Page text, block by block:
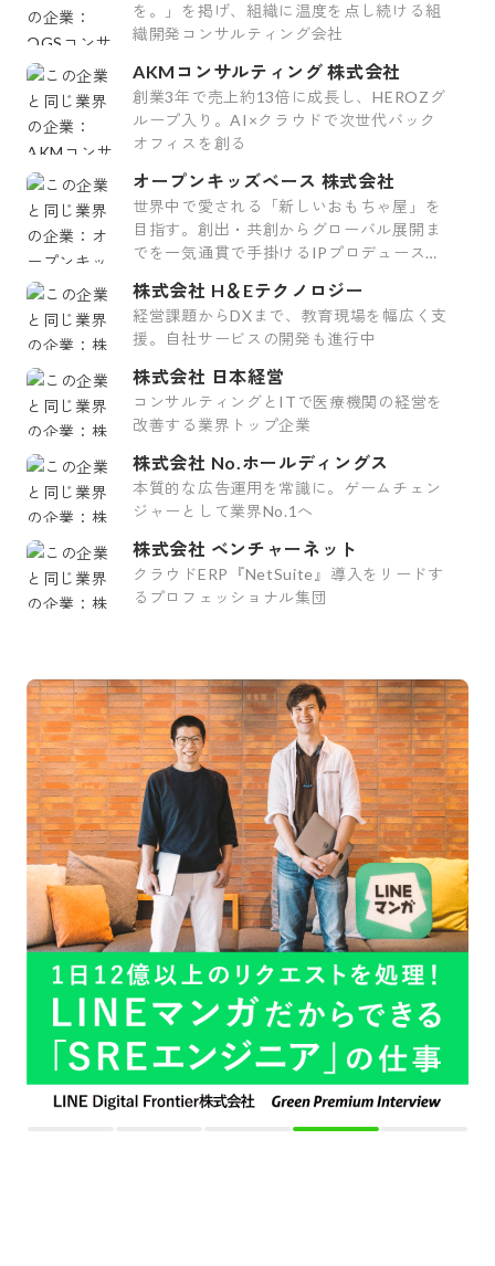
を。」を掲げ、組織に温度を点し続ける組
織開発コンサルティング会社
AKMコンサルティング 株式会社
創業3年で売上約13倍に成長し、HEROZグ
ループ入り。AI×クラウドで次世代バック
オフィスを創る
オープンキッズベース 株式会社
世界中で愛される「新しいおもちゃ屋」を
目指す。創出・共創からグローバル展開ま
でを一気通貫で手掛けるIPプロデュース企
株式会社 H＆Eテクノロジー
経営課題からDXまで、教育現場を幅広く支
援。自社サービスの開発も進行中
株式会社 日本経営
コンサルティングとITで医療機関の経営を
改善する業界トップ企業
株式会社 No.ホールディングス
本質的な広告運用を常識に。ゲームチェン
ジャーとして業界No.1へ
株式会社 ベンチャーネット
クラウドERP『NetSuite』導入をリードす
るプロフェッショナル集団